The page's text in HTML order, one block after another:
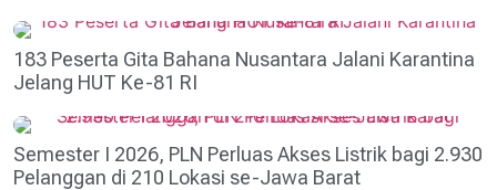
183 Peserta Gita Bahana Nusantara Jalani Karantina
Jelang HUT Ke-81 RI
Semester I 2026, PLN Perluas Akses Listrik bagi 2.930
Pelanggan di 210 Lokasi se-Jawa Barat